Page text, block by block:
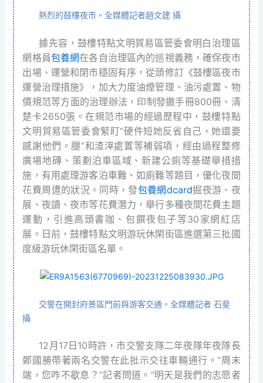
熱烈的鼓樓夜市。全媒體記者趙文建 攝
據先容，鼓樓特點文明貿易區管委會明白治理區
網格員包養網在各自治理區內的巡視義務，確保夜市
出場、運營和閉市穩固有序，從頭修訂《鼓樓區夜市
運營治理措施》，加大力度油煙管理、油污處置、物
價規范等方面的治理辦法，印制發撒手冊800冊、清
楚卡2650張。在規范市場的經過歷程中，鼓樓特點
文明貿易區管委會緊盯“硬件短她反省自己，她還要
感謝他們。腿”和渣滓處置等補弱項，經由過程整修
廣場地磚、策劃泊車區域、新建公廁等基礎舉措措
施，有用處理游客泊車難、如廁難等題目，優化夜間
花費周遭的狀況。同時，發包養網dcard掘夜游、夜
展、夜讀、夜市等花費潛力，舉行多種夜間花費主題
運動，引進高頭書咖、包饌夜包子等30家網紅店
展。日前，鼓樓特點文明游玩休閑街區進選第三批國
度級游玩休閑街區名單。
交警在開封府景區門前與游客交通。全媒體記者 石斐
攝
12月17日10時許，市交警支隊二年夜隊年夜隊長
鄭國勝帶著兩名交警在此批示交往車輛通行。“周末
端，您咋不歇息？”記者問道。“明天是我們的志愿者